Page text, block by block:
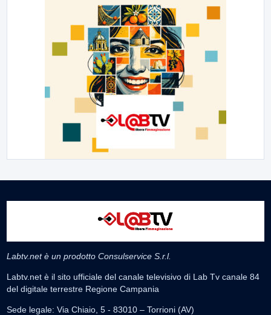
Labtv.net è un prodotto Consulservice S.r.l.
Labtv.net è il sito ufficiale del canale televisivo di Lab Tv canale 84
del digitale terrestre Regione Campania
Sede legale: Via Chiaio, 5 - 83010 – Torrioni (AV)